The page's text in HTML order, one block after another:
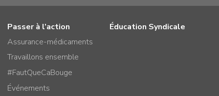
Passer à l’action
Assurance-médicaments
Travaillons ensemble
#FautQueCaBouge
Événements
Éducation Syndicale